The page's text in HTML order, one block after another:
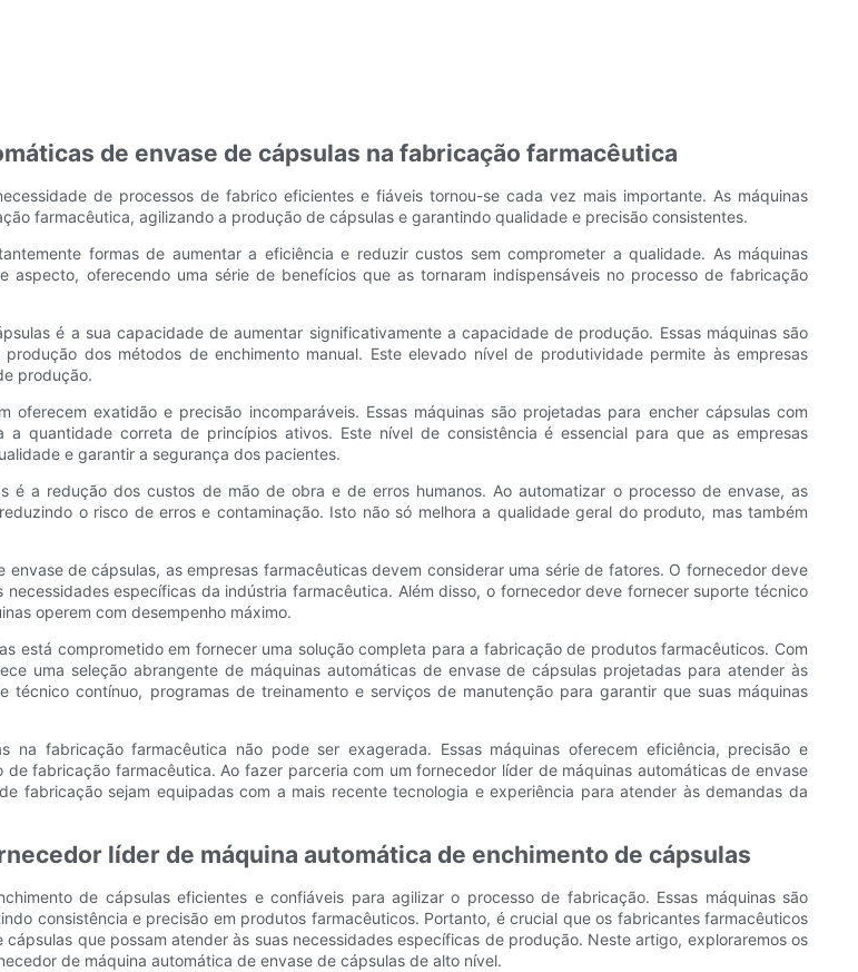
de envase de cápsulas na fabricação farmacêutica
de processos de fabrico eficientes e fiáveis ​​tornou-se cada vez mais importante. As máquinas
farmacêutica, agilizando a produção de cápsulas e garantindo qualidade e precisão consistentes.
formas de aumentar a eficiência e reduzir custos sem comprometer a qualidade. As máquinas
oferecendo uma série de benefícios que as tornaram indispensáveis ​​no processo de fabricação
é a sua capacidade de aumentar significativamente a capacidade de produção. Essas máquinas são
dos métodos de enchimento manual. Este elevado nível de produtividade permite às empresas
produção.
exatidão e precisão incomparáveis. Essas máquinas são projetadas para encher cápsulas com
quantidade correta de princípios ativos. Este nível de consistência é essencial para que as empresas
e garantir a segurança dos pacientes.
é a redução dos custos de mão de obra e de erros humanos. Ao automatizar o processo de envase, as
o risco de erros e contaminação. Isto não só melhora a qualidade geral do produto, mas também
de cápsulas, as empresas farmacêuticas devem considerar uma série de fatores. O fornecedor deve
específicas da indústria farmacêutica. Além disso, o fornecedor deve fornecer suporte técnico
operem com desempenho máximo.
está comprometido em fornecer uma solução completa para a fabricação de produtos farmacêuticos. Com
uma seleção abrangente de máquinas automáticas de envase de cápsulas projetadas para atender às
contínuo, programas de treinamento e serviços de manutenção para garantir que suas máquinas
na fabricação farmacêutica não pode ser exagerada. Essas máquinas oferecem eficiência, precisão e
fabricação farmacêutica. Ao fazer parceria com um fornecedor líder de máquinas automáticas de envase
fabricação sejam equipadas com a mais recente tecnologia e experiência para atender às demandas da
líder de máquina automática de enchimento de cápsulas
de cápsulas eficientes e confiáveis ​​para agilizar o processo de fabricação. Essas máquinas são
consistência e precisão em produtos farmacêuticos. Portanto, é crucial que os fabricantes farmacêuticos
que possam atender às suas necessidades específicas de produção. Neste artigo, exploraremos os
de máquina automática de envase de cápsulas de alto nível.